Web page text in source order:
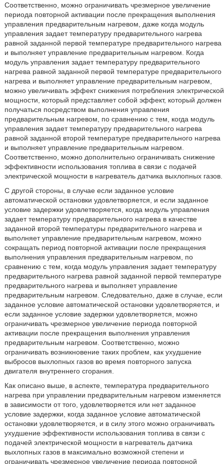
Соответственно, можно ограничивать чрезмерное увеличение
периода повторной активации после прекращения выполнения
управления предварительным нагревом, даже когда модуль
управления задает температуру предварительного нагрева
равной заданной первой температуре предварительного нагрева
и выполняет управление предварительным нагревом. Когда
модуль управления задает температуру предварительного
нагрева равной заданной первой температуре предварительного
нагрева и выполняет управление предварительным нагревом,
можно увеличивать эффект снижения потребления электрической
мощности, который представляет собой эффект, который должен
получаться посредством выполнения управления
предварительным нагревом, по сравнению с тем, когда модуль
управления задает температуру предварительного нагрева
равной заданной второй температуре предварительного нагрева
и выполняет управление предварительным нагревом.
Соответственно, можно дополнительно ограничивать снижение
эффективности использования топлива в связи с подачей
электрической мощности в нагреватель датчика выхлопных газов.
С другой стороны, в случае если заданное условие
автоматической остановки удовлетворяется, и если заданное
условие задержки удовлетворяется, когда модуль управления
задает температуру предварительного нагрева в качестве
заданной второй температуры предварительного нагрева и
выполняет управление предварительным нагревом, можно
сокращать период повторной активации после прекращения
выполнения управления предварительным нагревом, по
сравнению с тем, когда модуль управления задает температуру
предварительного нагрева равной заданной первой температуре
предварительного нагрева и выполняет управление
предварительным нагревом. Следовательно, даже в случае, если
заданное условие автоматической остановки удовлетворяется, и
если заданное условие задержки удовлетворяется, можно
ограничивать чрезмерное увеличение периода повторной
активации после прекращения выполнения управления
предварительным нагревом. Соответственно, можно
ограничивать возникновение таких проблем, как ухудшение
выбросов выхлопных газов во время повторного запуска
двигателя внутреннего сгорания.
Как описано выше, в аспекте, температура предварительного
нагрева при управлении предварительным нагревом изменяется
в зависимости от того, удовлетворяется или нет заданное
условие задержки, когда заданное условие автоматической
остановки удовлетворяется, и в силу этого можно ограничивать
ухудшение эффективности использования топлива в связи с
подачей электрической мощности в нагреватель датчика
выхлопных газов в максимально возможной степени и
ограничивать чрезмерное увеличение периода повторной